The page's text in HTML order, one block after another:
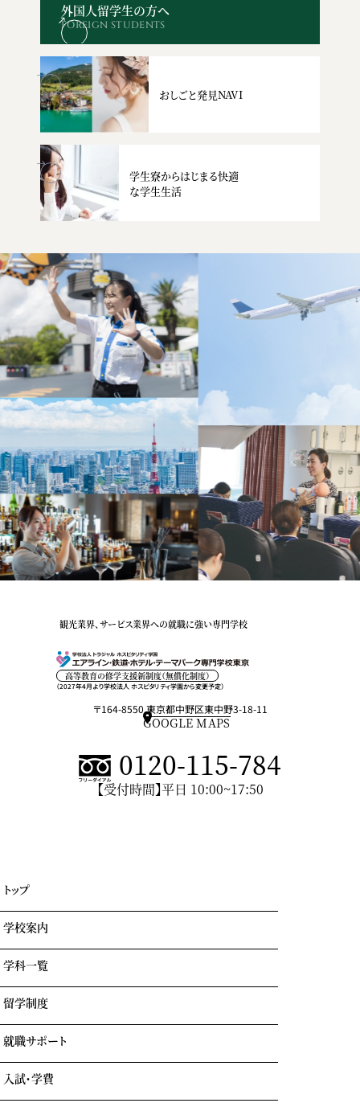
外国人留学生の方へ
FOREIGN STUDENTS
おしごと発見NAVI
学生寮からはじまる快適
な学生生活
観光業界、サービス業界への就職に強い専門学校
高等教育の修学支援新制度（無償化制度）
（2027年4月より学校法人 ホスピタリティ学園から変更予定）
〒164-8550 東京都中野区東中野3-18-11
GOOGLE MAPS
0120-115-784
【受付時間】平日 10:00~17:50
トップ
学校案内
学園情報・教育理念
リアルな実習室
業界出身の自慢の講師陣
学科一覧
エアライン科
ホテル科
テーマパーク科
留学制度
GOTEMBA ENGLISH CAMP
就職サポート
就職内定実績一覧
入試・学費